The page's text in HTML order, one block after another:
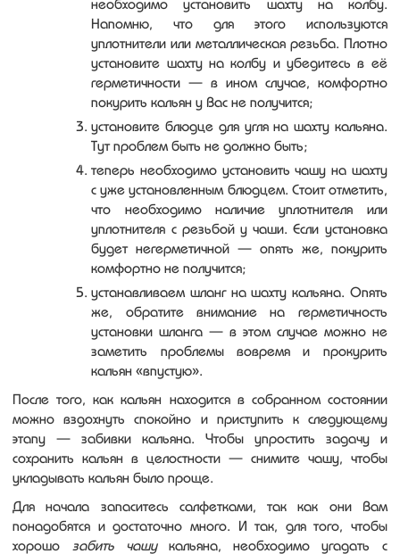
Напомню, что для этого используются
уплотнители или металлическая резьба. Плотно
установите шахту на колбу и убедитесь в её
герметичности — в ином случае, комфортно
покурить кальян у Вас не получится;
установите блюдце для угля на шахту кальяна.
Тут проблем быть не должно быть;
теперь необходимо установить чашу на шахту
с уже установленным блюдцем. Стоит отметить,
что необходимо наличие уплотнителя или
уплотнителя с резьбой у чаши. Если установка
будет негерметичной — опять же, покурить
комфортно не получится;
устанавливаем шланг на шахту кальяна. Опять
же, обратите внимание на герметичность
установки шланга — в этом случае можно не
заметить проблемы вовремя и прокурить
кальян «впустую».
После того, как кальян находится в собранном состоянии
можно вздохнуть спокойно и приступить к следующему
этапу — забивки кальяна. Чтобы упростить задачу и
сохранить кальян в целостности — снимите чашу, чтобы
укладывать кальян было проще.
Для начала запаситесь салфетками, так как они Вам
понадобятся и достаточно много. И так, для того, чтобы
хорошо
забить чашукальяна, необходимо угадать с